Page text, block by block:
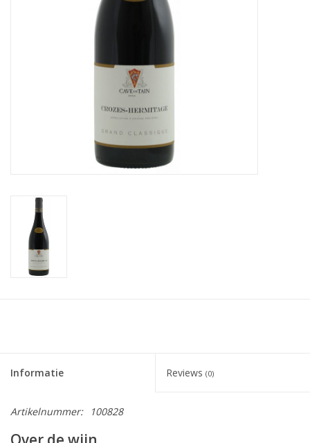
Informatie Reviews (0)
Artikelnummer: 100828